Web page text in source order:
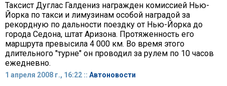
Таксист Дуглас Галдениз награжден комиссией Нью-
Йорка по такси и лимузинам особой наградой за
рекордную по дальности поездку от Нью-Йорка до
города Седона, штат Аризона. Протяженность его
маршрута превысила 4 000 км. Во время этого
длительного "турне" он проводил за рулем по 10 часов
ежедневно.
1 апреля 2008 г., 16:22 :: Автоновости